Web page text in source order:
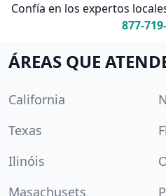
Confía en los expertos
877-
ÁREAS QUE
California
Texas
Ilinóis
Masachusets